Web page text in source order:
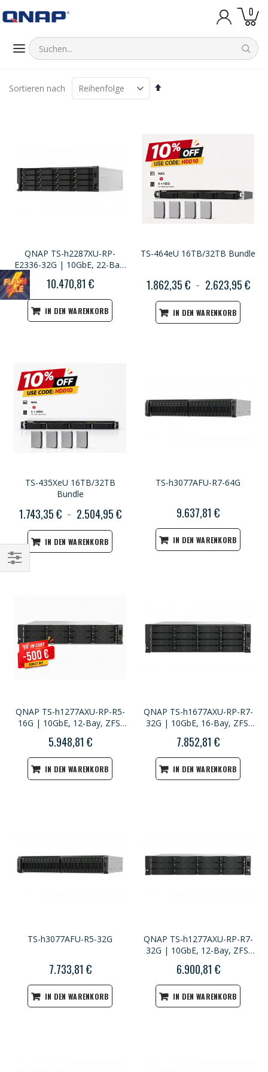
0
Sortieren nach
Absteigend
QNAP TS-h2287XU-RP-
E2336-32G | 10GbE, 22-Bay,
ZFS, Intel Xeon CPU, 32GB
RAM, PCIe Slots, Redundant
Power, 3U Rackmount
10.470,81 €
IN DEN WARENKORB
TS-464eU 16TB/32TB Bundle
1.862,35 € 2.623,95 €
IN DEN WARENKORB
TS-435XeU 16TB/32TB
Bundle
1.743,35 € 2.504,95 €
IN DEN WARENKORB
TS-h3077AFU-R7-64G
9.637,81 €
IN DEN WARENKORB
QNAP TS-h1277AXU-RP-R5-
16G | 10GbE, 12-Bay, ZFS,
M.2 Slots, PCIe Slots,
Redundant Power, 2U
Rackmount
5.948,81 €
IN DEN WARENKORB
QNAP TS-h1677AXU-RP-R7-
32G | 10GbE, 16-Bay, ZFS,
M.2 Slots, PCIe Slots,
Redundant Power, 2U
Rackmount
7.852,81 €
IN DEN WARENKORB
TS-h3077AFU-R5-32G
7.733,81 €
IN DEN WARENKORB
QNAP TS-h1277AXU-RP-R7-
32G | 10GbE, 12-Bay, ZFS,
M.2 Slots, PCIe Slots,
Redundant Power, 2U
Rackmount
6.900,81 €
IN DEN WARENKORB
Einkaufsoptionen